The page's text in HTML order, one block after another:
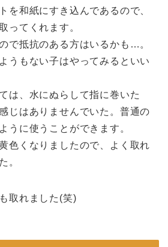
を和紙にすき込んであるので、
ってくれます。
で抵抗のある方はいるかも…。
うもない子はやってみるといい
は、水にぬらして指に巻いた
じはありませんでいた。普通の
うに使うことができます。
色くなりましたので、よく取れ
。
取れました(笑)